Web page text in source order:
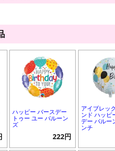
ハッピー バースデー
トゥー ユー バルーン
ズ
222円
アイブレッ
ンド ハッピ
デー バルー
ンチ